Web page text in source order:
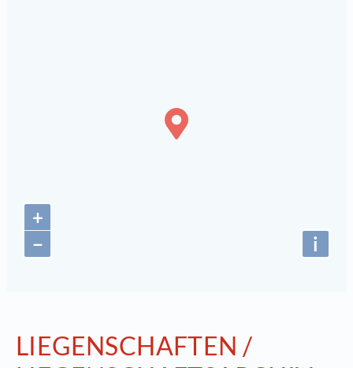
+
−
i
LIEGENSCHAFTEN /